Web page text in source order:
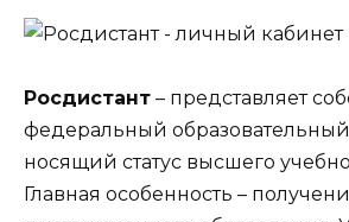
Росдистант – представляет
федеральный
носящий статус высшего
Главная особенность –